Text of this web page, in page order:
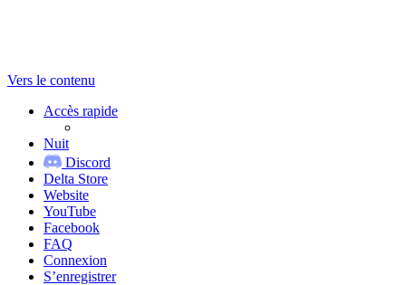
Vers le contenu
Accès rapide
Nuit
Discord
Delta Store
Website
YouTube
Facebook
FAQ
Connexion
S’enregistrer